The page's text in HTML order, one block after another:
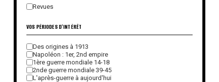
Revues
VOS PÉRIODES D'INTÉRÊT
Des origines à 1913
Napoléon : 1er, 2nd empire
1ère guerre mondiale 14-18
2nde guerre mondiale 39-45
L'après-guerre à aujourd'hui